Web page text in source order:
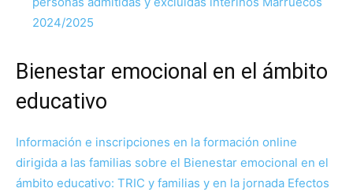
2024/2025
Bienestar emocional en el ámbito
educativo
Información e inscripciones en la formación online
dirigida a las familias sobre el Bienestar emocional en el
ámbito educativo: TRIC y familias y en la jornada Efectos